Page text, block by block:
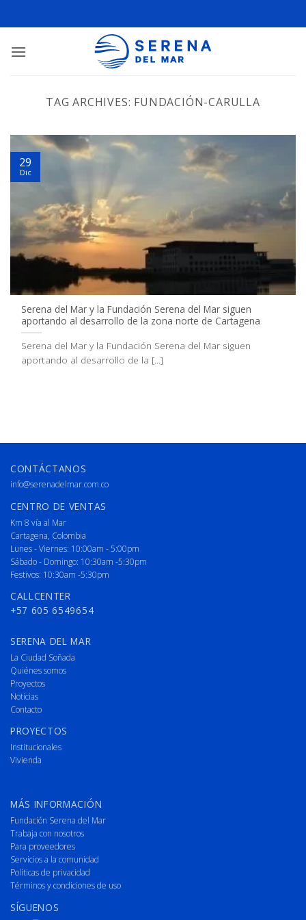
TAG ARCHIVES: FUNDACIÓN-CARULLA
Serena del Mar y la Fundación Serena del Mar siguen
aportando al desarrollo de la zona norte de Cartagena
Serena del Mar y la Fundación Serena del Mar siguen
aportando al desarrollo de la [...]
29
Dic
CONTÁCTANOS
info@serenadelmar.com.co
CENTRO DE VENTAS
Km 8 vía al Mar
Cartagena, Colombia
Lunes - Viernes: 10:00am - 5:00pm
Sábado - Domingo: 10:30am -5:30pm
Festivos: 10:30am -5:30pm
CALLCENTER
+57 605 6549654
SERENA DEL MAR
La Ciudad Soñada
Quiénes somos
Proyectos
Noticias
Contacto
PROYECTOS
Institucionales
Vivienda
MÁS INFORMACIÓN
Fundación Serena del Mar
Trabaja con nosotros
Para proveedores
Servicios a la comunidad
Políticas de privacidad
Términos y condiciones de uso
SÍGUENOS